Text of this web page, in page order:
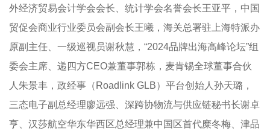
外经济贸易会计学会会长、统计学会名誉会长王亚平，中国
贸促会商业行业委员会副会长王曦，海关总署驻上海特派办
原副主任、一级巡视员谢秋慧，“2024品牌出海高峰论坛”组
委会主席、递四方CEO兼董事郭栋，麦肯锡全球董事合伙
人朱景丰，政经事（Roadlink GLB）平台创始人孙天璐，
三态电子副总经理廖远强、深跨协物流与供应链秘书长谢卓
亨、汉莎航空华东华西区总经理兼中国区首代糜冬梅、津品